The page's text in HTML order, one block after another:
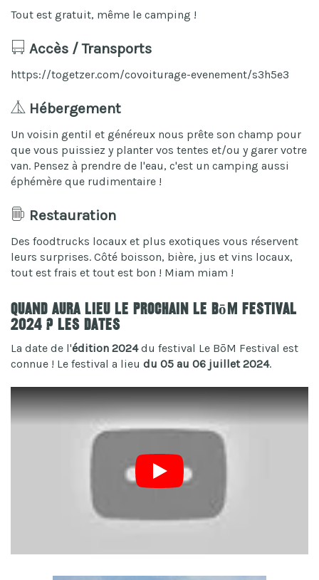
Tout est gratuit, même le camping !
Accès / Transports
https://togetzer.com/covoiturage-evenement/s3h5e3
Hébergement
Un voisin gentil et généreux nous prête son champ pour
que vous puissiez y planter vos tentes et/ou y garer votre
van. Pensez à prendre de l'eau, c'est un camping aussi
éphémère que rudimentaire !
Restauration
Des foodtrucks locaux et plus exotiques vous réservent
leurs surprises. Côté boisson, bière, jus et vins locaux,
tout est frais et tout est bon ! Miam miam !
Quand aura lieu le prochain Le BōM Festival
2024 ? Les dates
La date de l'édition 2024du festival Le BōM Festival est
connue ! Le festival a lieu du 05 au 06 juillet 2024.